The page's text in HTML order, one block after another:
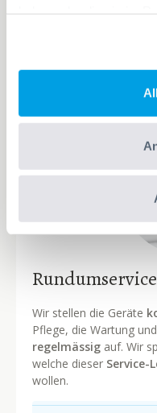
Rundumservice
Wir stellen die Geräte
Pflege, die Wartung
regelmässig auf. Wir
welche dieser Service-
wollen.